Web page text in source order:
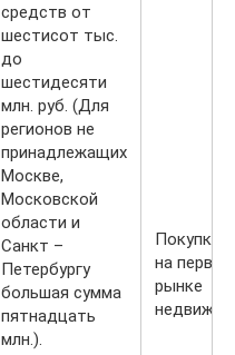
средств от
шестисот тыс.
до
шестидесяти
млн. руб. (Для
регионов не
принадлежащих
Москве,
Московской
области и
Санкт –
Петербургу
большая сумма
пятнадцать
млн.).
Покупка
на
рынке